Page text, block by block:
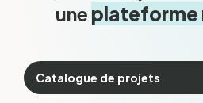
une plateforme
Catalogue de projets